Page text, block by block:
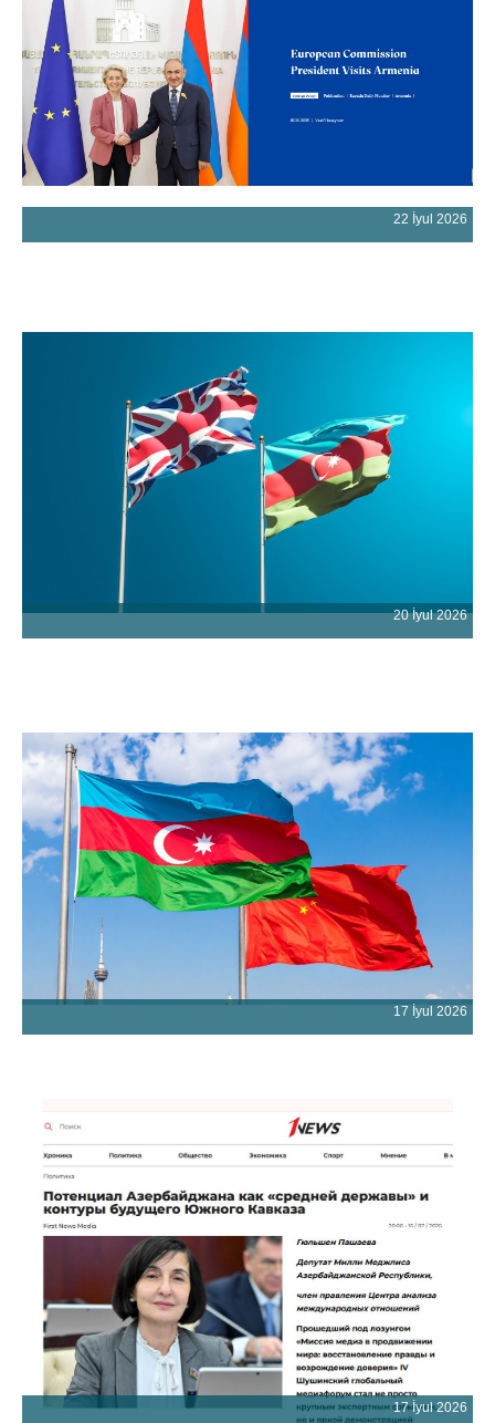
22 İyul 2026
20 İyul 2026
17 İyul 2026
17 İyul 2026